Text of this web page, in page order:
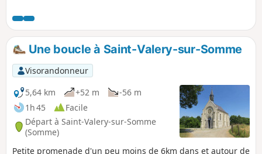
quelques chevreuils. La randonnée se finit par une
magnifique vue sur la vallée de l'Yères.
Une boucle à Saint-Valery-sur-Somme
Visorandonneur
5,64 km
+52 m
-56 m
1h 45
Facile
Départ à Saint-Valery-sur-Somme
(Somme)
Petite promenade d'un peu moins de 6km dans et autour de